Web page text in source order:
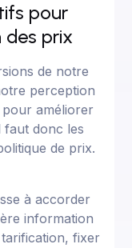
pour
des prix
de notre
perception
améliorer
faut donc les
de prix.
à accorder
information
fixer